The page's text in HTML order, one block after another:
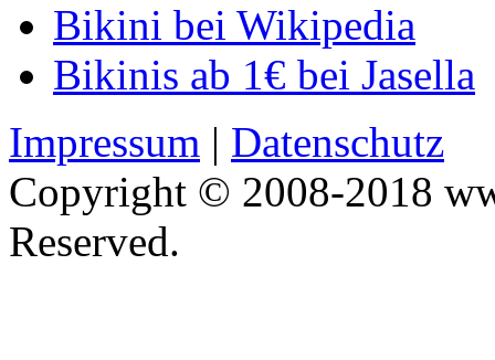
Bikini bei Wikipedia
Bikinis ab 1€ bei Jasella
Impressum | Datenschutz
Copyright © 2008-2018
Reserved.